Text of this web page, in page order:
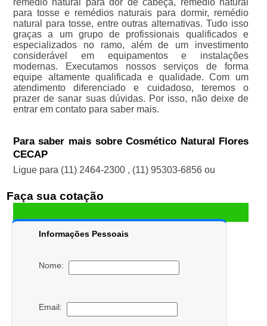
remédio natural para dor de cabeça, remédio natural
para tosse e remédios naturais para dormir, remédio
natural para tosse, entre outras alternativas. Tudo isso
graças a um grupo de profissionais qualificados e
especializados no ramo, além de um investimento
considerável em equipamentos e instalações
modernas. Executamos nossos serviços de forma
equipe altamente qualificada e qualidade. Com um
atendimento diferenciado e cuidadoso, teremos o
prazer de sanar suas dúvidas. Por isso, não deixe de
entrar em contato para saber mais.
Para saber mais sobre Cosmético Natural Flores
CECAP
Ligue para (11) 2464-2300 , (11) 95303-6856 ou
Faça sua cotação
Informações Pessoais
Nome:
Email: